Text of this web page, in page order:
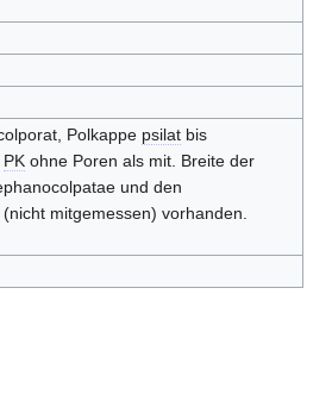
Polkappe psilatbis
PKohne Poren als mit. Breite der
und den
mitgemessen) vorhanden.